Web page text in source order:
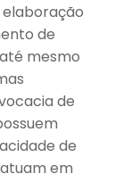
elaboração
de
mesmo
de
de
em